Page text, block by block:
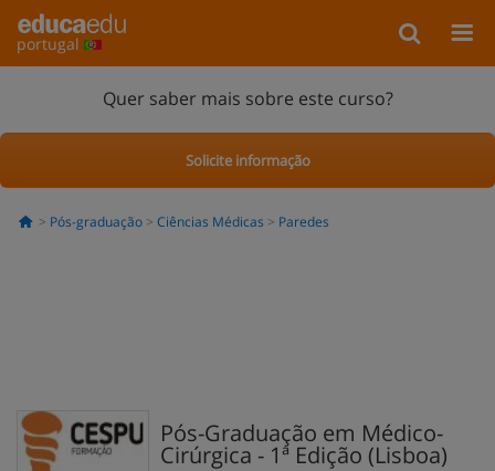
portugal
Quer saber mais sobre este curso?
Solicite informação
Pós-graduação Ciências Médicas Paredes
Pós-Graduação em Médico-
Cirúrgica - 1ª Edição (Lisboa)